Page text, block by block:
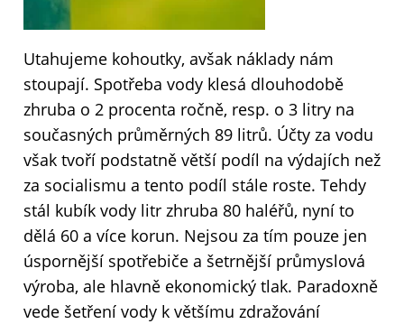
Utahujeme kohoutky, avšak náklady nám
stoupají. Spotřeba vody klesá dlouhodobě
zhruba o 2 procenta ročně, resp. o 3 litry na
současných průměrných 89 litrů. Účty za vodu
však tvoří podstatně větší podíl na výdajích než
za socialismu a tento podíl stále roste. Tehdy
stál kubík vody litr zhruba 80 haléřů, nyní to
dělá 60 a více korun. Nejsou za tím pouze jen
úspornější spotřebiče a šetrnější průmyslová
výroba, ale hlavně ekonomický tlak. Paradoxně
vede šetření vody k většímu zdražování